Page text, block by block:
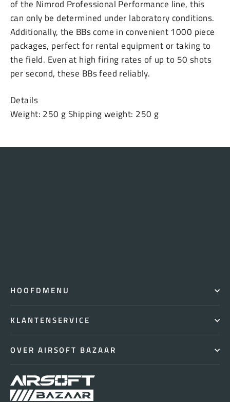
of the Nimrod Professional Performance line, this
can only be determined under laboratory conditions.
Additionally, the BBs come in convenient 1000 piece
packages, perfect for rental equipment or taking to
the field. Even at high firing rates of up to 50 shots
per second, these BBs feed reliably.
Details
Weight: 250 g Shipping weight: 250 g
HOOFDMENU
KLANTENSERVICE
OVER AIRSOFT BAZAAR